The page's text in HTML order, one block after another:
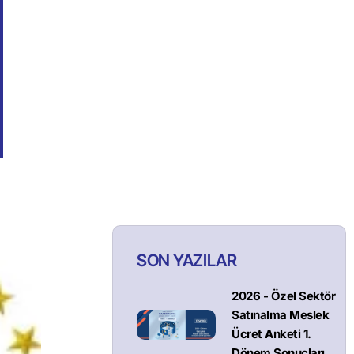
SON YAZILAR
2026 - Özel Sektör
Satınalma Meslek
Ücret Anketi 1.